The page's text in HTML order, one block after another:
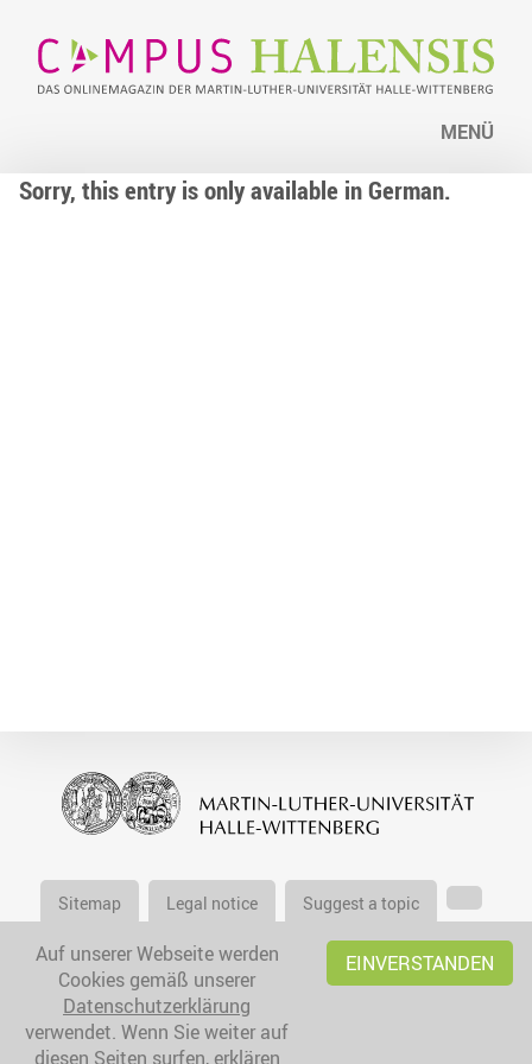
MENÜ
Sorry, this entry is only available in German.
Sitemap Legal notice Suggest a topic
Auf unserer Webseite werden
Cookies gemäß unserer
Datenschutzerklärung
verwendet. Wenn Sie weiter auf
diesen Seiten surfen, erklären
EINVERSTANDEN